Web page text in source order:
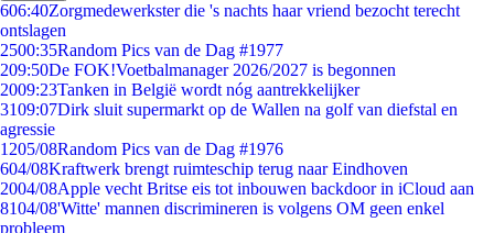
606:40Zorgmedewerkster die 's nachts haar vriend bezocht terecht
ontslagen
2500:35Random Pics van de Dag #1977
209:50De FOK!Voetbalmanager 2026/2027 is begonnen
2009:23Tanken in België wordt nóg aantrekkelijker
3109:07Dirk sluit supermarkt op de Wallen na golf van diefstal en
agressie
1205/08Random Pics van de Dag #1976
604/08Kraftwerk brengt ruimteschip terug naar Eindhoven
2004/08Apple vecht Britse eis tot inbouwen backdoor in iCloud aan
8104/08'Witte' mannen discrimineren is volgens OM geen enkel
probleem